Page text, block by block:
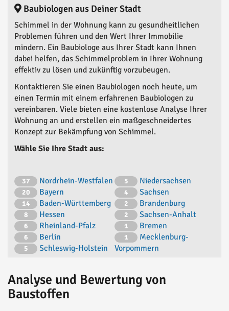
Baubiologen aus Deiner Stadt
Schimmel in der Wohnung kann zu gesundheitlichen
Problemen führen und den Wert Ihrer Immobilie
mindern. Ein Baubiologe aus Ihrer Stadt kann Ihnen
dabei helfen, das Schimmelproblem in Ihrer Wohnung
effektiv zu lösen und zukünftig vorzubeugen.
Kontaktieren Sie einen Baubiologen noch heute, um
einen Termin mit einem erfahrenen Baubiologen zu
vereinbaren. Viele bieten eine kostenlose Analyse Ihrer
Wohnung an und erstellen ein maßgeschneidertes
Konzept zur Bekämpfung von Schimmel.
Wähle Sie Ihre Stadt aus:
37 Nordrhein-Westfalen
20 Bayern
14 Baden-Württemberg
8 Hessen
6 Rheinland-Pfalz
6 Berlin
5 Schleswig-Holstein
5 Niedersachsen
4 Sachsen
2 Brandenburg
2 Sachsen-Anhalt
1 Bremen
1
Mecklenburg-
Vorpommern
Analyse und Bewertung von
Baustoffen